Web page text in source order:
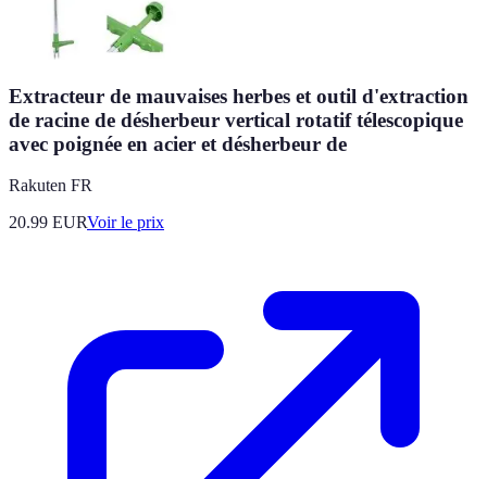
Extracteur de mauvaises herbes et outil d'extraction
de racine de désherbeur vertical rotatif télescopique
avec poignée en acier et désherbeur de
Rakuten FR
20.99 EURVoir le prix